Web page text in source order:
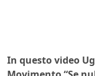
In questo video